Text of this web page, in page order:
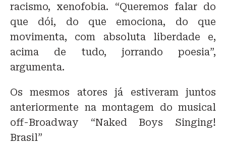
racismo, xenofobia. “Queremos falar do
que dói, do que emociona, do que
movimenta, com absoluta liberdade e,
acima de tudo, jorrando poesia”,
argumenta.
Os mesmos atores já estiveram juntos
anteriormente na montagem do musical
off-Broadway “Naked Boys Singing!
Brasil”